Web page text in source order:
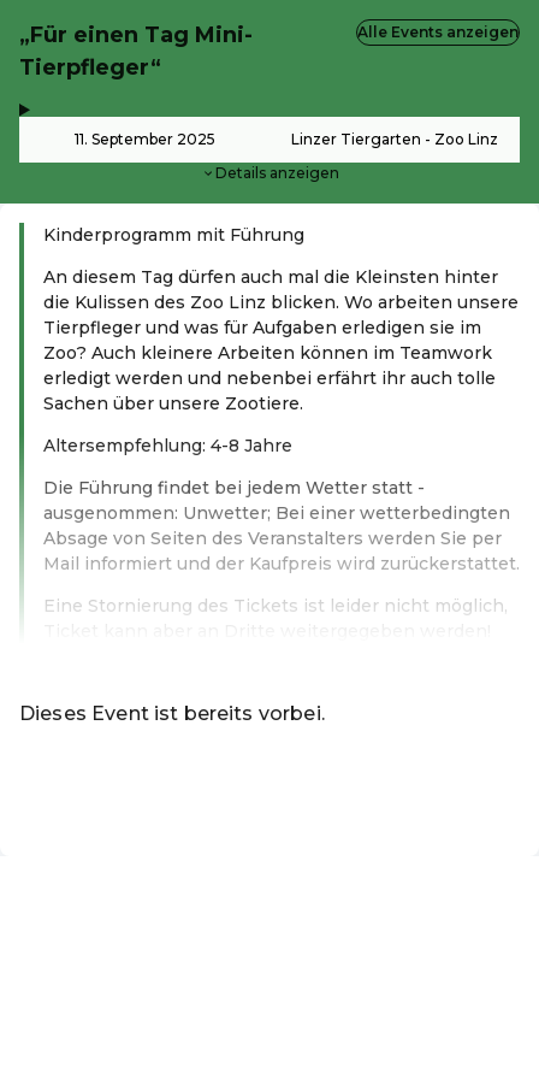
„Für einen Tag Mini-
Tierpfleger“
11. September 2025 Linzer Tiergarten - Zoo Linz
Details anzeigen
Alle Events anzeigen
Kinderprogramm mit Führung
An diesem Tag dürfen auch mal die Kleinsten hinter
die Kulissen des Zoo Linz blicken. Wo arbeiten unsere
Tierpfleger und was für Aufgaben erledigen sie im
Zoo? Auch kleinere Arbeiten können im Teamwork
erledigt werden und nebenbei erfährt ihr auch tolle
Sachen über unsere Zootiere.
Altersempfehlung: 4-8 Jahre
Die Führung findet bei jedem Wetter statt -
ausgenommen: Unwetter; Bei einer wetterbedingten
Absage von Seiten des Veranstalters werden Sie per
Mail informiert und der Kaufpreis wird zurückerstattet.
Eine Stornierung des Tickets ist leider nicht möglich,
Dieses Event ist bereits vorbei.